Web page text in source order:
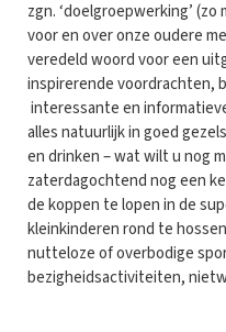
zgn. ‘doelgroepwerking’
voor en over onze oudere
veredeld woord voor een
inspirerende voordrachten,
interessante en
alles natuurlijk in goed
en drinken – wat wilt u nog
zaterdagochtend nog een
de koppen te lopen in de
kleinkinderen rond te
nutteloze of overbodige
bezigheidsactiviteiten,